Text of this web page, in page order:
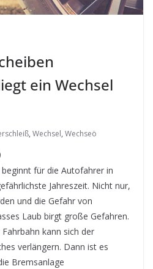
ein Wechsel
, Wechsel, Wechseö
für die Autofahrer in
Jahreszeit. Nicht nur,
und die Gefahr von
Laub birgt große Gefahren.
kann sich der
verlängern. Dann ist es
Bremsanlage